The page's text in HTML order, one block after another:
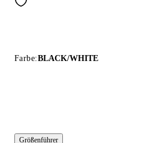
Farbe:BLACK/WHITE
Größenführer